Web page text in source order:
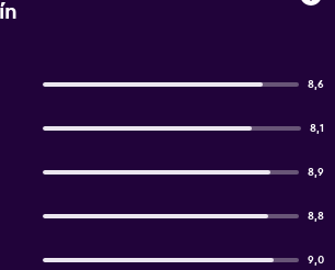
8,6
8,1
8,9
8,8
9,0